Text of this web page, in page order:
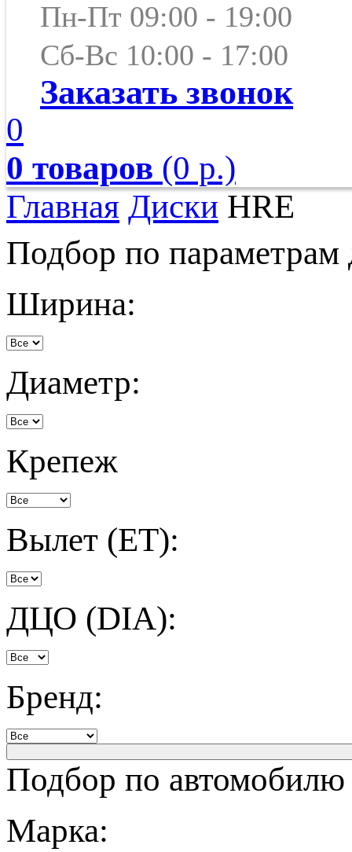
Пн-Пт 09:00 - 19:00
Сб-Вс 10:00 - 17:00
Заказать звонок
0
0 товаров (0 р.)
Главная Диски HRE
Подбор по параметрам
Ширина:
Диаметр:
Крепеж
Вылет (ET):
ДЦО (DIA):
Бренд:
Подбор по автомобилю
Марка: